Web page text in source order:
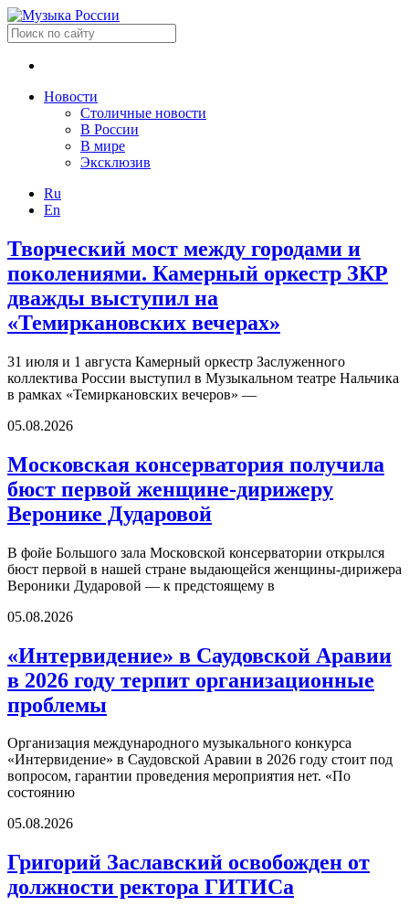
Новости
Столичные новости
В России
В мире
Эксклюзив
Ru
En
Творческий мост между городами и
поколениями. Камерный оркестр ЗКР
дважды выступил на
«Темиркановских вечерах»
31 июля и 1 августа Камерный оркестр Заслуженного
коллектива России выступил в Музыкальном театре Нальчика
в рамках «Темиркановских вечеров» —
05.08.2026
Московская консерватория получила
бюст первой женщине-дирижеру
Веронике Дударовой
В фойе Большого зала Московской консерватории открылся
бюст первой в нашей стране выдающейся женщины-дирижера
Вероники Дударовой — к предстоящему в
05.08.2026
«Интервидение» в Саудовской Аравии
в 2026 году терпит организационные
проблемы
Организация международного музыкального конкурса
«Интервидение» в Саудовской Аравии в 2026 году стоит под
вопросом, гарантии проведения мероприятия нет. «По
состоянию
05.08.2026
Григорий Заславский освобожден от
должности ректора ГИТИСа